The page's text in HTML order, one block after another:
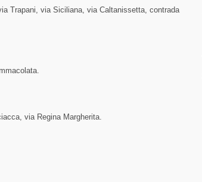
Trapani, via Siciliana, via Caltanissetta, contrada
via Regina Margherita.